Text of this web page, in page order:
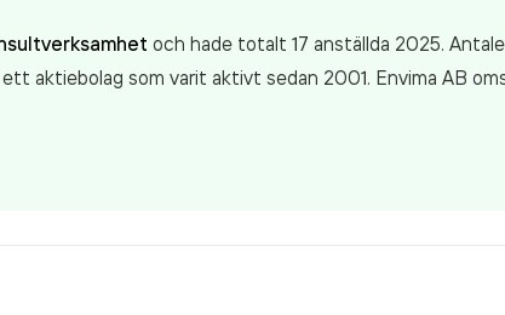
och hade totalt 17 anställda 2025.
aktiebolag som varit aktivt sedan 2001. Envima AB